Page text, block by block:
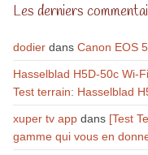
Les derniers
dodierdans Canon EOS
Hasselblad H5D-50c Wi-
Test terrain: Hasselblad
xuper tv appdans [Test
gamme qui vous en